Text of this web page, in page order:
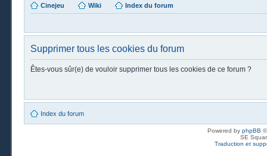
Cinejeu Wiki Index du forum
Supprimer tous les cookies du forum
Êtes-vous sûr(e) de vouloir supprimer tous les cookies de ce forum ?
Index du forum
Powered by phpBB
SE
Traduction et